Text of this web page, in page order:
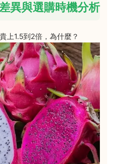
異與選購時機分析
上1.5到2倍，為什麼？